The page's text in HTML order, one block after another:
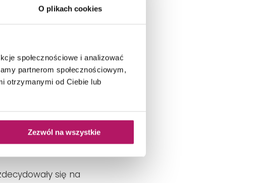
O plikach cookies
społecznościowe i analizować
partnerom społecznościowym,
otrzymanymi od Ciebie lub
Zezwól na wszystkie
wnętrza. Fot. Kinga
się na